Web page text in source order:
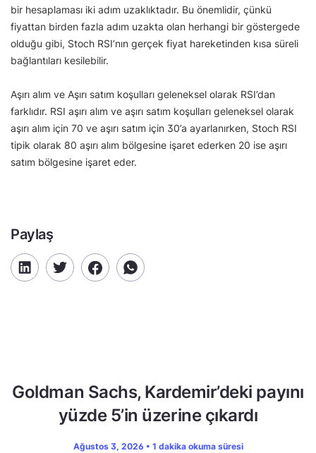
bir hesaplaması iki adım uzaklıktadır. Bu önemlidir, çünkü
fiyattan birden fazla adım uzakta olan herhangi bir göstergede
olduğu gibi, Stoch RSI’nın gerçek fiyat hareketinden kısa süreli
bağlantıları kesilebilir.
Aşırı alım ve Aşırı satım koşulları geleneksel olarak RSI’dan
farklıdır. RSI aşırı alım ve aşırı satım koşulları geleneksel olarak
aşırı alım için 70 ve aşırı satım için 30’a ayarlanırken, Stoch RSI
tipik olarak 80 aşırı alım bölgesine işaret ederken 20 ise aşırı
satım bölgesine işaret eder.
Paylaş
Goldman Sachs, Kardemir’deki payını
yüzde 5’in üzerine çıkardı
Ağustos 3, 2026 • 1 dakika okuma süresi